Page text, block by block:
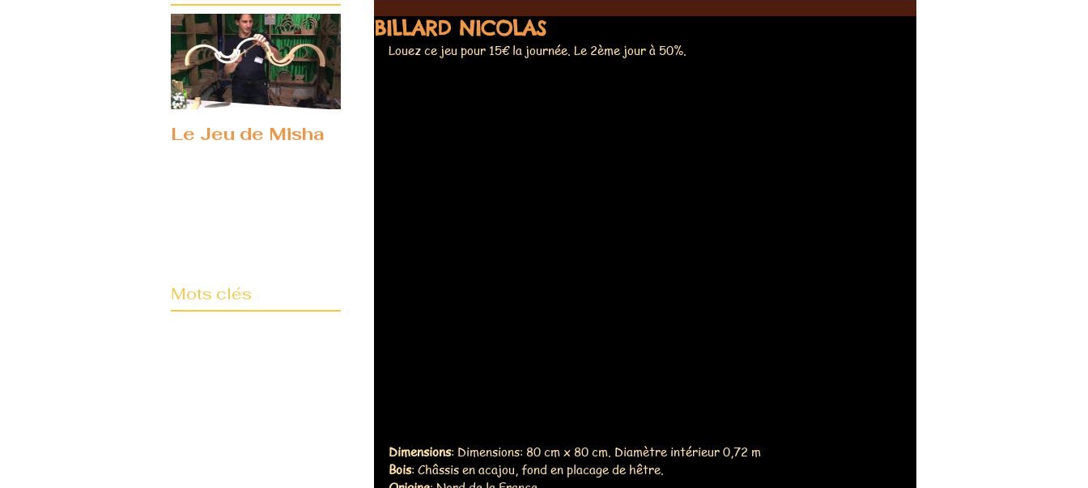
Le Jeu de Misha
Mots clés
BILLARD NICOLAS
Louez ce jeu pour 15€ la journée. Le 2ème jour à 50%.
Dimensions: Dimensions: 80 cm x 80 cm. Diamètre intérieur 0,72 m
Bois: Châssis en acajou, fond en placage de hêtre.